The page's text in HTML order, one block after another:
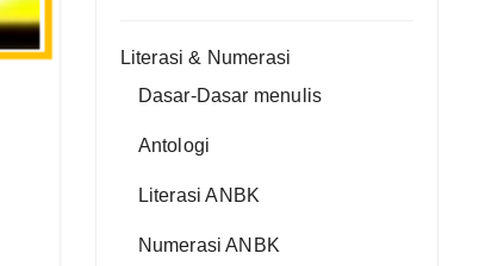
Literasi & Numerasi
Dasar-Dasar menulis
Antologi
Literasi ANBK
Numerasi ANBK